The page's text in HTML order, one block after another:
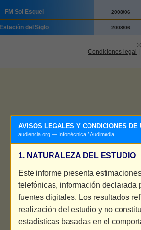
AVISOS LEGALES Y CONDICIONES DE
audiencia.org — Infortécnica / Audimedia
1. NATURALEZA DEL ESTUDIO
Este informe presenta
telefónicas, información declarada
fuentes digitales. Los resultados
realización del estudio y no
estadísticas basadas en el
FM Sol Esquel 2008/06
Estación del Siglo 2008/06
©
Condiciones-legal